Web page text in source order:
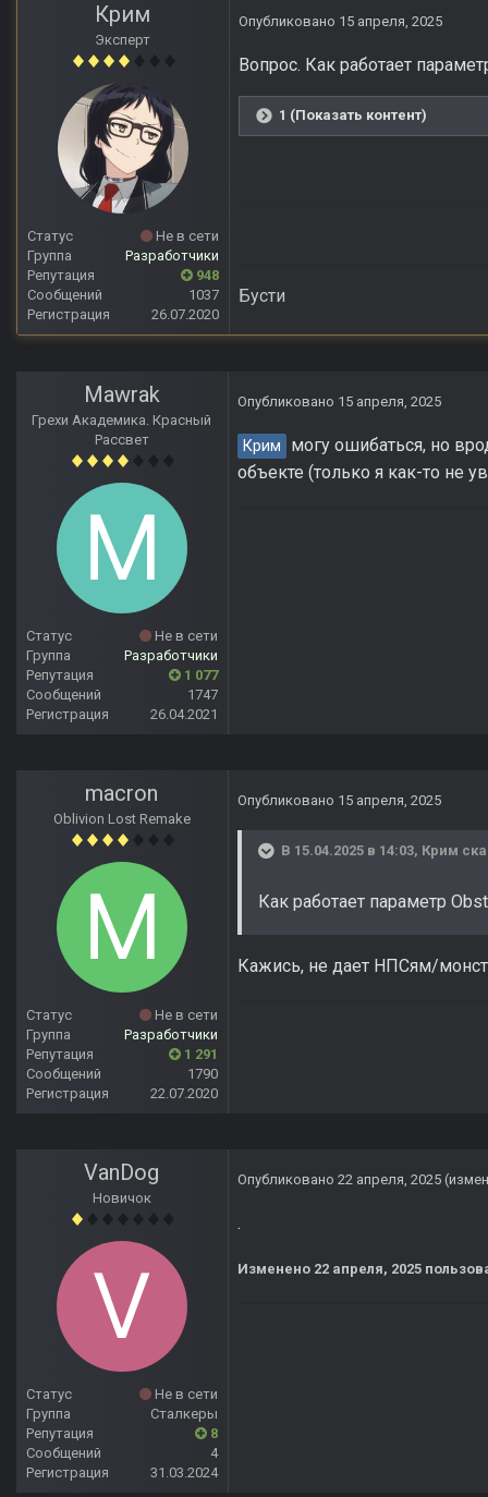
Крим
Эксперт
Статус
Не в сети
Группа
Разработчики
Репутация
948
Сообщений
1037
Регистрация
26.07.2020
Опубликовано 15 апреля, 2025
Вопрос. Как работает
1 (Показать контент)
Бусти
Mawrak
Грехи Академика. Красный
Рассвет
Статус
Не в сети
Группа
Разработчики
Репутация
1 077
Сообщений
1747
Регистрация
26.04.2021
Опубликовано 15 апреля, 2025
Крим
могу ошибаться, но
объекте (только я как-то не
macron
Oblivion Lost Remake
Статус
Не в сети
Группа
Разработчики
Репутация
1 291
Сообщений
1790
Регистрация
22.07.2020
Опубликовано 15 апреля, 2025
В 15.04.2025 в 14:03, Крим
Как работает параметр
Кажись, не дает НПСям/
VanDog
Новичок
Статус
Не в сети
Группа
Сталкеры
Репутация
8
Сообщений
4
Регистрация
31.03.2024
Опубликовано 22 апреля, 2025
.
Изменено 22 апреля, 2025